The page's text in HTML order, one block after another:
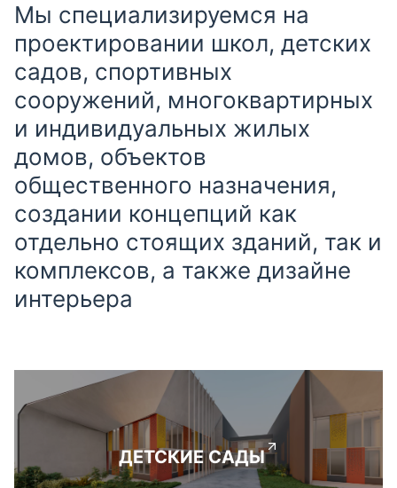
Мы специализируемся на
проектировании школ, детских
садов, спортивных
сооружений, многоквартирных
и индивидуальных жилых
домов, объектов
общественного назначения,
создании концепций как
отдельно стоящих зданий, так и
комплексов, а также дизайне
интерьера
ДЕТСКИЕ САДЫ